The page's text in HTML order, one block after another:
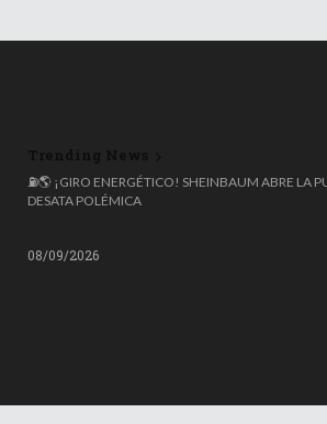
⛽🌎 ¡GIRO ENERGÉTICO! SHEINBAUM ABRE
DESATA POLÉMICA
🌍 ESPAÑA ROZA LOS 50 MILLONES DE
NACIÓ FUERA: COLOMBIANOS, VENEZOLANOS Y
08/09/2026